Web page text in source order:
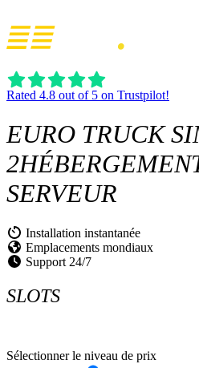
Rated 4.8 out of 5 on Trustpilot!
EURO TRUCK
2
SERVEUR
Installation instantanée
Emplacements mondiaux
Support 24/7
SLOTS
Sélectionner le niveau de prix